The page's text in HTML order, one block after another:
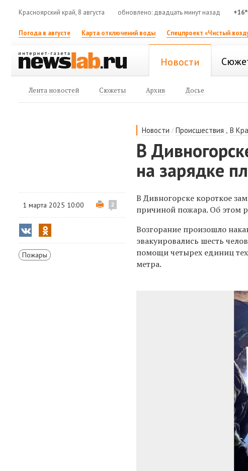
Красноярский край, 8 августа обновлено: двадцать минут назад
Погода в августе Карта отключений воды Спецпроект «Чистый
Новости
Лента новостей Сюжеты Архив Досье
Новости /Происшествия ,В
В
на зарядке
1 марта 2025 10:00 2
Пожары
В Дивногорске короткое
причиной пожара. Об этом
Возгорание произошло
эвакуировались шесть
помощи четырех единиц
метра.